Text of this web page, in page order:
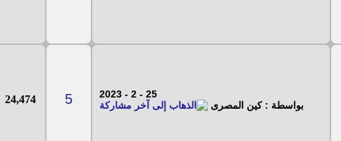
25 - 2 - 2023
بواسطة : كين المصرى
5
24,474